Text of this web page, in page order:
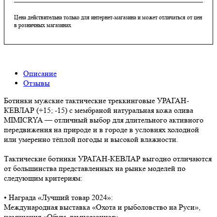
Цена действительна только для интернет-магазина и может отличаться от цен
в розничных магазинах
Описание
Отзывы
Ботинки мужские тактические треккинговые УРАГАН-
КЕВЛАР (+15; -15) с мембраной натуральная кожа олива
MIMICRYA — отличный выбор для длительного активного
передвижения на природе и в городе в условиях холодной
или умеренно тёплой погоды и высокой влажности.
Тактические ботинки УРАГАН-КЕВЛАР выгодно отличаются
от большинства представленных на рынке моделей по
следующим критериям:
• Награда «Лучший товар 2024»:
Международная выставка «Охота и рыболовство на Руси»,